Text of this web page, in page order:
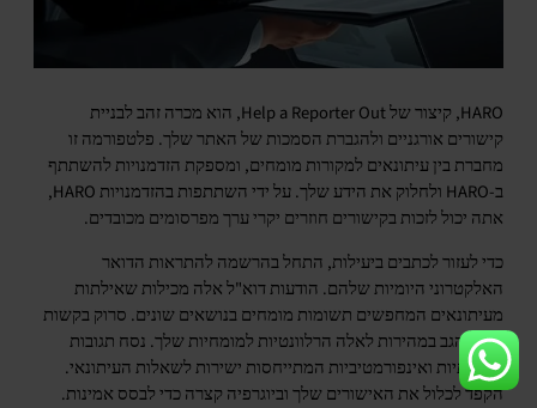
HARO, קיצור של Help a Reporter Out, הוא מכרה זהב לבניית
קישורים אורגניים ולהגברת הסמכות של האתר שלך. פלטפורמה זו
מחברת בין עיתונאים למקורות מומחים, ומספקת הזדמנויות להשתתף
ב-HARO ולחלוק את הידע שלך. על ידי השתתפות בהזדמנויות HARO,
אתה יכול לזכות בקישורים חוזרים יקרי ערך מפרסומים מכובדים.
כדי לעזור לכתבים ביעילות, התחל בהרשמה להתראות הדואר
האלקטרוני היומיות שלהם. הודעות דוא"ל אלה מכילות שאילתות
מעיתונאים המחפשים תשומות מומחים בנושאים שונים. סרוק בקשות
אלה והגב במהירות לאלה הרלוונטיות למומחיות שלך. נסח תגובות
תמציתיות ואינפורמטיביות המתייחסות ישירות לשאלות העיתונאי.
הקפד לכלול את האישורים שלך וביוגרפיה קצרה כדי לבסס אמינות.